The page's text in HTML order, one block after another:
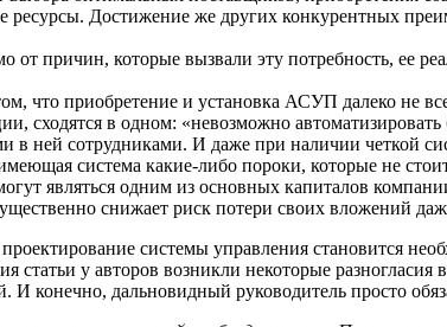
ресурсы. Достижение же других конкурентных
причин, которые вызвали эту потребность, ее
что приобретение и установка АСУП далеко не
сходятся в одном: «невозможно
в ней сотрудниками. И даже при наличии четкой
система какие-либо пороки, которые не
являться одним из основных капиталов
снижает риск потери своих вложений
системы управления становится
у авторов возникли некоторые разногласия
И конечно, дальновидный руководитель просто